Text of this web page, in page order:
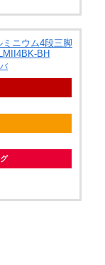
ニウム4段三脚
BH